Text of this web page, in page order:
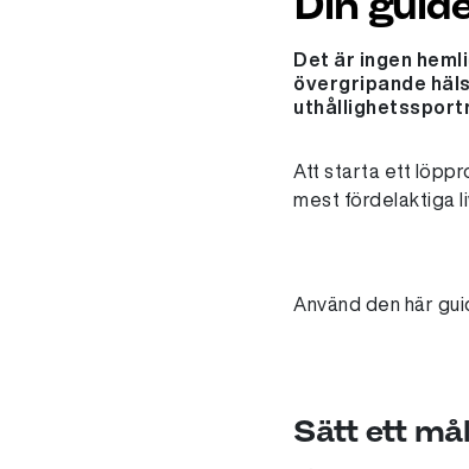
Det är ingen
övergripande
Att starta ett
mest fördelaktiga
Använd den här
Sätt ett